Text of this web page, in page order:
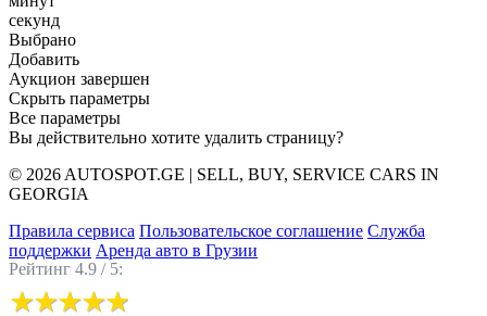
секунд
Выбрано
Добавить
Аукцион завершен
Скрыть параметры
Все параметры
Вы действительно хотите удалить страницу?
© 2026 AUTOSPOT.GE | SELL, BUY, SERVICE CARS IN
GEORGIA
Правила сервиса Пользовательское соглашение Служба
поддержки Аренда авто в Грузии
Рейтинг 4.9 / 5: